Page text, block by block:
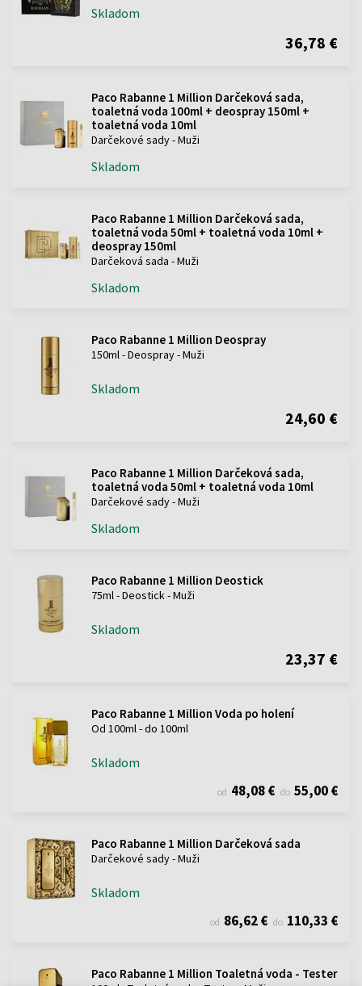
Skladom
36,78 €
Paco Rabanne 1 Million Darčeková sada,
toaletná voda 100ml + deospray 150ml +
toaletná voda 10ml
Darčekové sady - Muži
Skladom
Paco Rabanne 1 Million Darčeková sada,
toaletná voda 50ml + toaletná voda 10ml +
deospray 150ml
Darčeková sada - Muži
Skladom
Paco Rabanne 1 Million Deospray
150ml - Deospray - Muži
Skladom
24,60 €
Paco Rabanne 1 Million Darčeková sada,
toaletná voda 50ml + toaletná voda 10ml
Darčekové sady - Muži
Skladom
Paco Rabanne 1 Million Deostick
75ml - Deostick - Muži
Skladom
23,37 €
Paco Rabanne 1 Million Voda po holení
Od 100ml - do 100ml
Skladom
od 48,08 € do 55,00 €
Paco Rabanne 1 Million Darčeková sada
Darčekové sady - Muži
Skladom
od 86,62 € do 110,33 €
Paco Rabanne 1 Million Toaletná voda - Tester